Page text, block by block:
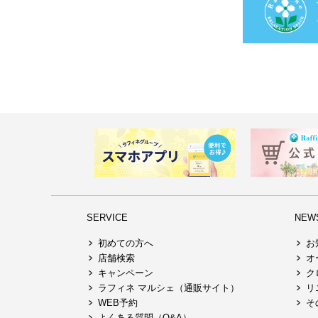
SERVICE
初めての方へ
店舗検索
キャンペーン
ラフィネ マルシェ（通販サイト）
WEB予約
お
オ
ク
そ